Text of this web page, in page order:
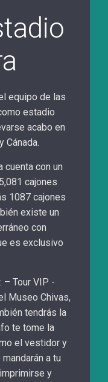
equipo de las
estadio
acabo en
Cánada.
cuenta con un
cajones
1087 cajones
existe un
con
es exclusivo
– Tour VIP -
Museo Chivas,
tendrás la
te tome la
el vestidor y
a tu
y